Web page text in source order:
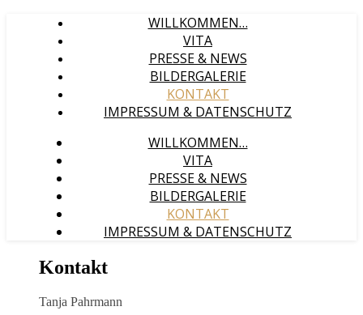
WILLKOMMEN…
VITA
PRESSE & NEWS
BILDERGALERIE
KONTAKT
IMPRESSUM & DATENSCHUTZ
WILLKOMMEN…
VITA
PRESSE & NEWS
BILDERGALERIE
KONTAKT
IMPRESSUM & DATENSCHUTZ
Kontakt
Tanja Pahrmann